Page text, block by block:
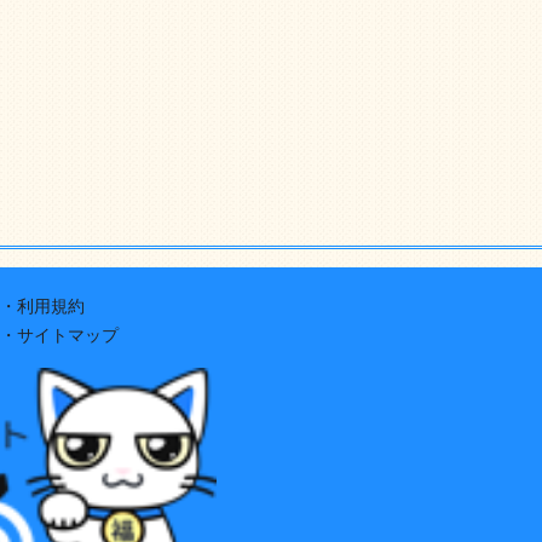
・利用規約
・サイトマップ